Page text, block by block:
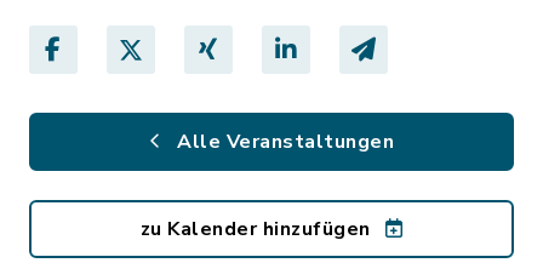
Alle Veranstaltungen
zu Kalender hinzufügen